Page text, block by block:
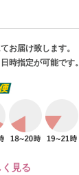
お届け致します。
時指定が可能です。
見る